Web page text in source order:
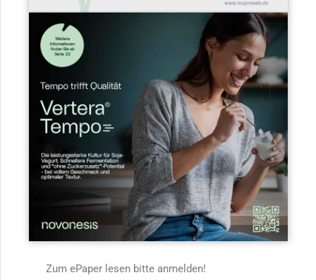
Zum ePaper lesen bitte anmelden!